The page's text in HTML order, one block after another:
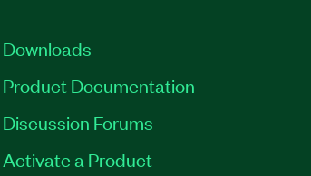
Downloads
Product Documentation
Discussion Forums
Activate a Product